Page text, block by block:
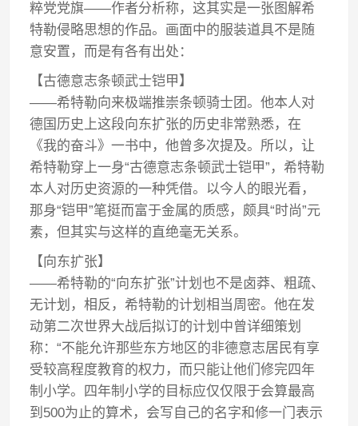
粹党党旗——作者分析称，这其实是一张图解希
特勒侵略思想的作品。画面中的服装道具不是随
意安置，而是有各有出处：
【古德意志条顿武士铠甲】
——希特勒向来极端推崇条顿骑士团。他本人对
德国历史上这段向东扩张的历史非常熟悉，在
《我的奋斗》一书中，他曾多次提及。所以，让
希特勒穿上一身“古德意志条顿武士铠甲”，希特勒
本人对历史资源的一种凭借。以今人的眼光看，
那身“铠甲”笔挺而富于金属的质感，颇具“时尚”元
素，但其实与这样的直绝毫无关系。
【向东扩张】
——希特勒的“向东扩张”计划也不是卤莽、粗疏、
无计划，相反，希特勒的计划相当周密。他在发
动第二次世界大战后拟订的计划中曾详细策划
称：“不能允许那些东方地区的非德意志居民有享
受较高程度教育的权力，而只能让他们修完四年
制小学。四年制小学的目标应仅仅限于会算最高
到500为止的算术，会写自己的名字和修一门表示